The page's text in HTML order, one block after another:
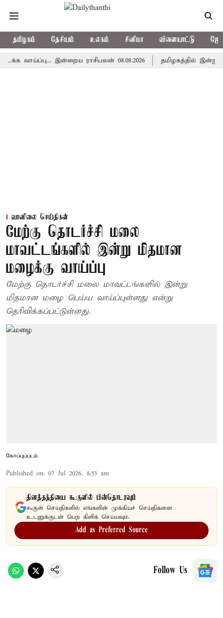
தமிழகம் தேசியம் உலகம் சினிமா விளையாட்டு
இன்றைய ராசிபலன் 08.08.2026 தமிழகத்தில் இன்று
வானிலை செய்திகள்
மேற்கு தொடர்ச்சி மலை
மாவட்டங்களில் இன்று மிதமான
மழைக்கு வாய்ப்பு
மேற்கு தொடர்ச்சி மலை மாவட்டங்களில் இன்று
மிதமான மழை பெய்ய வாய்ப்புள்ளது என்று
தெரிவிக்கப்பட்டுள்ளது.
கோப்புப்படம்
Published on: 07 Jul 2026, 8:53 am
தினத்தந்தியை கூகுளில் பின்தொடரவும்
கூகுள் செய்திகளில் எங்களின் முக்கியச் செய்திகளை
உடனுக்குடன் பெற கிளிக் செய்யவும்.
Add as Preferred Source
Follow Us